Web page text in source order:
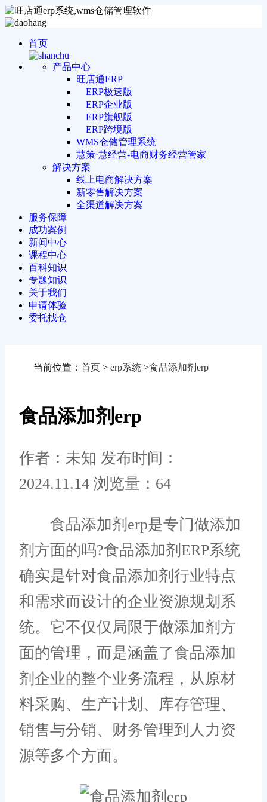
首页
产品中心
旺店通ERP
ERP极速版
ERP企业版
ERP旗舰版
ERP跨境版
WMS仓储管理系统
慧策·慧经营-电商财务经营管家
解决方案
线上电商解决方案
新零售解决方案
全渠道解决方案
服务保障
成功案例
新闻中心
课程中心
百科知识
专题知识
关于我们
申请体验
委托找仓
当前位置： 首页 > erp系统 >食品添加剂erp
食品添加剂erp
作者：未知 发布时间：
2024.11.14 浏览量：64
食品添加剂erp是专门做添加
剂方面的吗?食品添加剂ERP系统
确实是针对食品添加剂行业特点
和需求而设计的企业资源规划系
统。它不仅仅局限于做添加剂方
面的管理，而是涵盖了食品添加
剂企业的整个业务流程，从原材
料采购、生产计划、库存管理、
销售与分销、财务管理到人力资
源等多个方面。